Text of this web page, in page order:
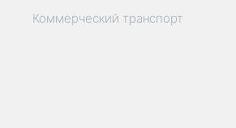
Коммерческий транспорт